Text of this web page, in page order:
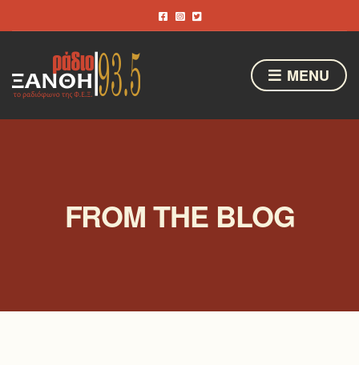
MENU
FROM THE BLOG